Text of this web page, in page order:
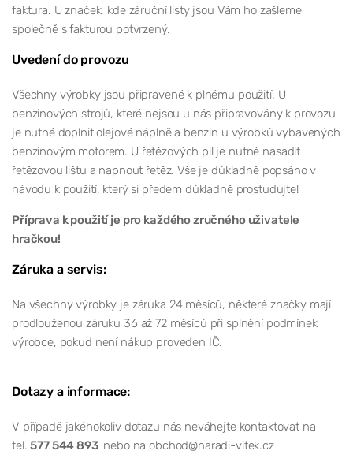
faktura. U značek, kde záruční listy jsou Vám ho zašleme
společně s fakturou potvrzený.
Uvedení do provozu
Všechny výrobky jsou připravené k plnému použití. U
benzinových strojů, které nejsou u nás připravovány k provozu
je nutné doplnit olejové náplně a benzin u výrobků vybavených
benzinovým motorem. U řetězových pil je nutné nasadit
řetězovou lištu a napnout řetěz. Vše je důkladně popsáno v
návodu k použití, který si předem důkladně prostudujte!
Příprava k použití je pro každého zručného uživatele
hračkou!
Záruka a servis:
Na všechny výrobky je záruka 24 měsíců, některé značky mají
prodlouženou záruku 36 až 72 měsíců při splnění podmínek
výrobce, pokud není nákup proveden IČ.
Dotazy a informace:
V případě jakéhokoliv dotazu nás neváhejte kontaktovat na
tel.577 544 893 nebo na obchod@naradi-vitek.cz